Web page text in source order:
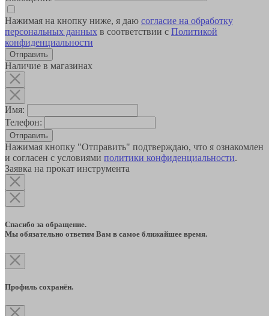
Нажимая на кнопку ниже, я даю согласие на обработку
персональных данных в соответствии с Политикой
конфиденциальности
Наличие в магазинах
Имя:
Телефон:
Отправить
Нажимая кнопку "Отправить" подтверждаю, что я ознакомлен
и согласен с условиями политики конфиденциальности.
Заявка на прокат инструмента
Спасибо за обращение.
Мы обязательно ответим Вам в самое ближайшее время.
Профиль сохранён.